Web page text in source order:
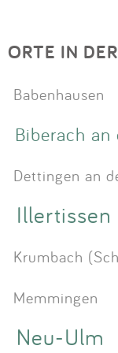
ORTE IN
Babenhausen
Biberach an
Dettingen an
Illertissen
Krumbach
Memmingen
Neu-Ulm